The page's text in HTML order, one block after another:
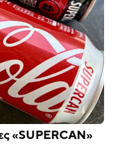
«SUPERCAN»